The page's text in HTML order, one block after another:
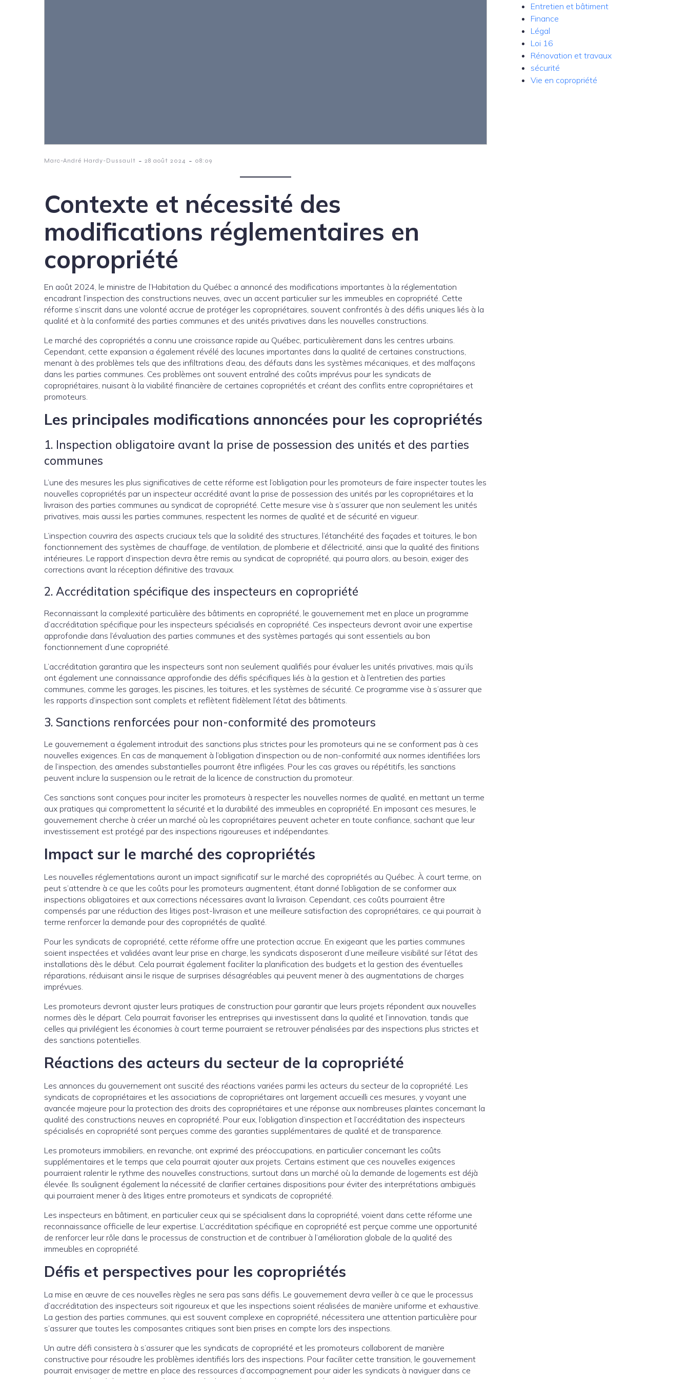
Marc-André Hardy-Dussault - 28 août 2024 - 08:09
Contexte et nécessité des
modifications réglementaires en
copropriété
En août 2024, le ministre de l’Habitation du Québec a annoncé des modifications importantes à la réglementation
encadrant l’inspection des constructions neuves, avec un accent particulier sur les immeubles en copropriété. Cette
réforme s’inscrit dans une volonté accrue de protéger les copropriétaires, souvent confrontés à des défis uniques liés à la
qualité et à la conformité des parties communes et des unités privatives dans les nouvelles constructions.
Le marché des copropriétés a connu une croissance rapide au Québec, particulièrement dans les centres urbains.
Cependant, cette expansion a également révélé des lacunes importantes dans la qualité de certaines constructions,
menant à des problèmes tels que des infiltrations d’eau, des défauts dans les systèmes mécaniques, et des malfaçons
dans les parties communes. Ces problèmes ont souvent entraîné des coûts imprévus pour les syndicats de
copropriétaires, nuisant à la viabilité financière de certaines copropriétés et créant des conflits entre copropriétaires et
promoteurs.
Les principales modifications annoncées pour les copropriétés
1. Inspection obligatoire avant la prise de possession des unités et des parties
communes
L’une des mesures les plus significatives de cette réforme est l’obligation pour les promoteurs de faire inspecter toutes les
nouvelles copropriétés par un inspecteur accrédité avant la prise de possession des unités par les copropriétaires et la
livraison des parties communes au syndicat de copropriété. Cette mesure vise à s’assurer que non seulement les unités
privatives, mais aussi les parties communes, respectent les normes de qualité et de sécurité en vigueur.
L’inspection couvrira des aspects cruciaux tels que la solidité des structures, l’étanchéité des façades et toitures, le bon
fonctionnement des systèmes de chauffage, de ventilation, de plomberie et d’électricité, ainsi que la qualité des finitions
intérieures. Le rapport d’inspection devra être remis au syndicat de copropriété, qui pourra alors, au besoin, exiger des
corrections avant la réception définitive des travaux.
2. Accréditation spécifique des inspecteurs en copropriété
Reconnaissant la complexité particulière des bâtiments en copropriété, le gouvernement met en place un programme
d’accréditation spécifique pour les inspecteurs spécialisés en copropriété. Ces inspecteurs devront avoir une expertise
approfondie dans l’évaluation des parties communes et des systèmes partagés qui sont essentiels au bon
fonctionnement d’une copropriété.
L’accréditation garantira que les inspecteurs sont non seulement qualifiés pour évaluer les unités privatives, mais qu’ils
ont également une connaissance approfondie des défis spécifiques liés à la gestion et à l’entretien des parties
communes, comme les garages, les piscines, les toitures, et les systèmes de sécurité. Ce programme vise à s’assurer que
les rapports d’inspection sont complets et reflètent fidèlement l’état des bâtiments.
3. Sanctions renforcées pour non-conformité des promoteurs
Le gouvernement a également introduit des sanctions plus strictes pour les promoteurs qui ne se conforment pas à ces
nouvelles exigences. En cas de manquement à l’obligation d’inspection ou de non-conformité aux normes identifiées lors
de l’inspection, des amendes substantielles pourront être infligées. Pour les cas graves ou répétitifs, les sanctions
peuvent inclure la suspension ou le retrait de la licence de construction du promoteur.
Ces sanctions sont conçues pour inciter les promoteurs à respecter les nouvelles normes de qualité, en mettant un terme
aux pratiques qui compromettent la sécurité et la durabilité des immeubles en copropriété. En imposant ces mesures, le
gouvernement cherche à créer un marché où les copropriétaires peuvent acheter en toute confiance, sachant que leur
investissement est protégé par des inspections rigoureuses et indépendantes.
Impact sur le marché des copropriétés
Les nouvelles réglementations auront un impact significatif sur le marché des copropriétés au Québec. À court terme, on
peut s’attendre à ce que les coûts pour les promoteurs augmentent, étant donné l’obligation de se conformer aux
inspections obligatoires et aux corrections nécessaires avant la livraison. Cependant, ces coûts pourraient être
compensés par une réduction des litiges post-livraison et une meilleure satisfaction des copropriétaires, ce qui pourrait à
terme renforcer la demande pour des copropriétés de qualité.
Pour les syndicats de copropriété, cette réforme offre une protection accrue. En exigeant que les parties communes
soient inspectées et validées avant leur prise en charge, les syndicats disposeront d’une meilleure visibilité sur l’état des
installations dès le début. Cela pourrait également faciliter la planification des budgets et la gestion des éventuelles
réparations, réduisant ainsi le risque de surprises désagréables qui peuvent mener à des augmentations de charges
imprévues.
Les promoteurs devront ajuster leurs pratiques de construction pour garantir que leurs projets répondent aux nouvelles
normes dès le départ. Cela pourrait favoriser les entreprises qui investissent dans la qualité et l’innovation, tandis que
celles qui privilégient les économies à court terme pourraient se retrouver pénalisées par des inspections plus strictes et
des sanctions potentielles.
Réactions des acteurs du secteur de la copropriété
Les annonces du gouvernement ont suscité des réactions variées parmi les acteurs du secteur de la copropriété. Les
syndicats de copropriétaires et les associations de copropriétaires ont largement accueilli ces mesures, y voyant une
avancée majeure pour la protection des droits des copropriétaires et une réponse aux nombreuses plaintes concernant la
qualité des constructions neuves en copropriété. Pour eux, l’obligation d’inspection et l’accréditation des inspecteurs
spécialisés en copropriété sont perçues comme des garanties supplémentaires de qualité et de transparence.
Les promoteurs immobiliers, en revanche, ont exprimé des préoccupations, en particulier concernant les coûts
supplémentaires et le temps que cela pourrait ajouter aux projets. Certains estiment que ces nouvelles exigences
pourraient ralentir le rythme des nouvelles constructions, surtout dans un marché où la demande de logements est déjà
élevée. Ils soulignent également la nécessité de clarifier certaines dispositions pour éviter des interprétations ambiguës
qui pourraient mener à des litiges entre promoteurs et syndicats de copropriété.
Les inspecteurs en bâtiment, en particulier ceux qui se spécialisent dans la copropriété, voient dans cette réforme une
reconnaissance officielle de leur expertise. L’accréditation spécifique en copropriété est perçue comme une opportunité
de renforcer leur rôle dans le processus de construction et de contribuer à l’amélioration globale de la qualité des
immeubles en copropriété.
Défis et perspectives pour les copropriétés
La mise en œuvre de ces nouvelles règles ne sera pas sans défis. Le gouvernement devra veiller à ce que le processus
d’accréditation des inspecteurs soit rigoureux et que les inspections soient réalisées de manière uniforme et exhaustive.
La gestion des parties communes, qui est souvent complexe en copropriété, nécessitera une attention particulière pour
s’assurer que toutes les composantes critiques sont bien prises en compte lors des inspections.
Un autre défi consistera à s’assurer que les syndicats de copropriété et les promoteurs collaborent de manière
constructive pour résoudre les problèmes identifiés lors des inspections. Pour faciliter cette transition, le gouvernement
pourrait envisager de mettre en place des ressources d’accompagnement pour aider les syndicats à naviguer dans ce
Entretien et bâtiment
Finance
Légal
Loi 16
Rénovation et travaux
sécurité
Vie en copropriété